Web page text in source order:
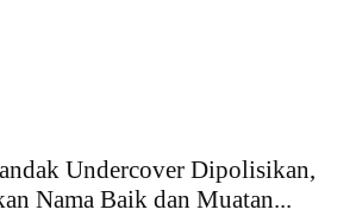
Undercover Dipolisikan,
Nama Baik dan Muatan...